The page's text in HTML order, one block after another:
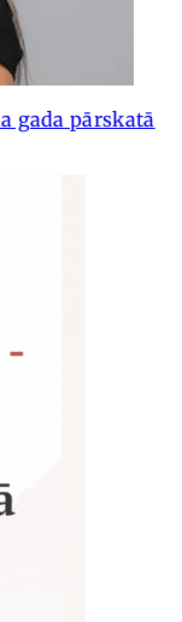
gada pārskatā